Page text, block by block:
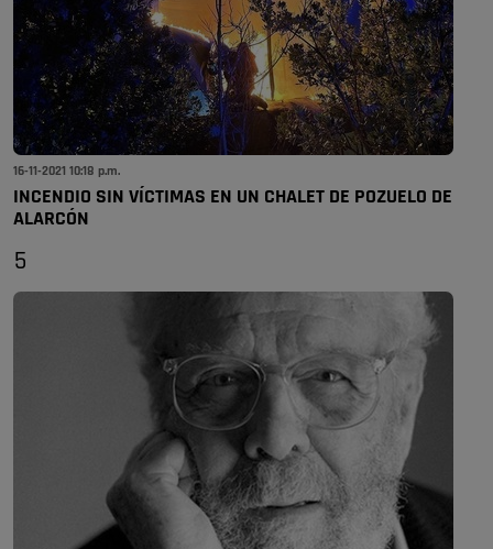
16-11-2021 10:18 p.m.
INCENDIO SIN VÍCTIMAS EN UN CHALET DE POZUELO DE
ALARCÓN
5